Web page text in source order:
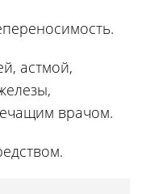
астмой,
врачом.